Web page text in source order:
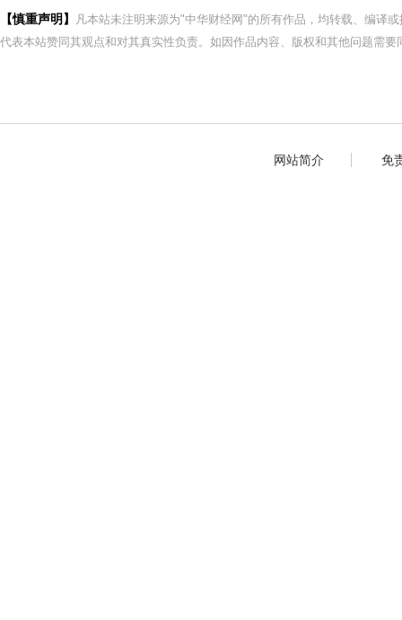
【慎重声明】
凡本站未注明来源为"中华财经网"的所有作品，均转载、编译
代表本站赞同其观点和对其真实性负责。如因作品内容、版权和其他问题需
网站简介 免